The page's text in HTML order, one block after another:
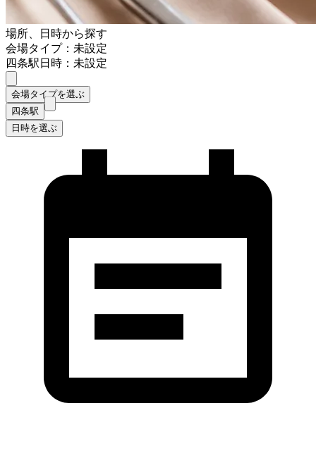
場所、日時から探す
会場タイプ：未設定
四条駅日時：未設定
会場タイプを選ぶ
四条駅
日時を選ぶ